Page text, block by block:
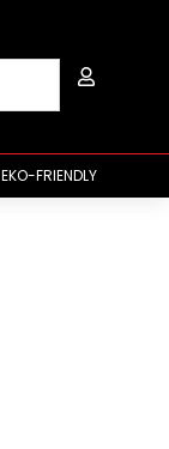

EKO-FRIENDLY